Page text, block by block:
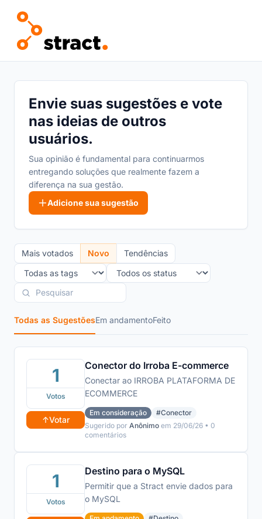
Envie suas sugestões e vote
nas ideias de outros
usuários.
Sua opinião é fundamental para continuarmos
entregando soluções que realmente fazem a
diferença na sua gestão.
Adicione sua sugestão
Mais votados Novo Tendências
Todas as SugestõesEm andamentoFeito
1
Votos
↑Votar
Conector do Irroba E-commerce
Conectar ao IRROBA PLATAFORMA DE
ECOMMERCE
Em consideração
#Conector
Sugerido por Anônimo em 29/06/26 • 0
comentários
1
Votos
Destino para o MySQL
Permitir que a Stract envie dados para
o MySQL